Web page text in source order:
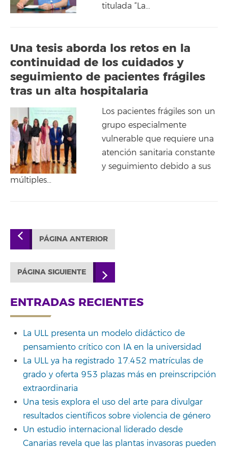
titulada “La…
Una tesis aborda los retos en la
continuidad de los cuidados y
seguimiento de pacientes frágiles
tras un alta hospitalaria
Los pacientes frágiles son un
grupo especialmente
vulnerable que requiere una
atención sanitaria constante
y seguimiento debido a sus
múltiples…
PÁGINA ANTERIOR
PÁGINA SIGUIENTE
ENTRADAS RECIENTES
La ULL presenta un modelo didáctico de
pensamiento crítico con IA en la universidad
La ULL ya ha registrado 17.452 matrículas de
grado y oferta 953 plazas más en preinscripción
extraordinaria
Una tesis explora el uso del arte para divulgar
resultados científicos sobre violencia de género
Un estudio internacional liderado desde
Canarias revela que las plantas invasoras pueden